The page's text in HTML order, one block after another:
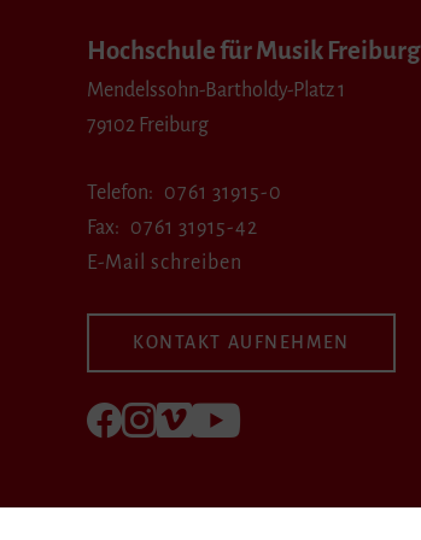
Hochschule für Musik Freiburg
Mendelssohn-Bartholdy-Platz 1
79102 Freiburg
Telefon
0761 31915-0
Fax
0761 31915-42
E-Mail schreiben
KONTAKT AUFNEHMEN
Folgen Sie uns auf Facebook
Folgen Sie uns auf Instagram
Besuchen Sie uns bei Vimeo